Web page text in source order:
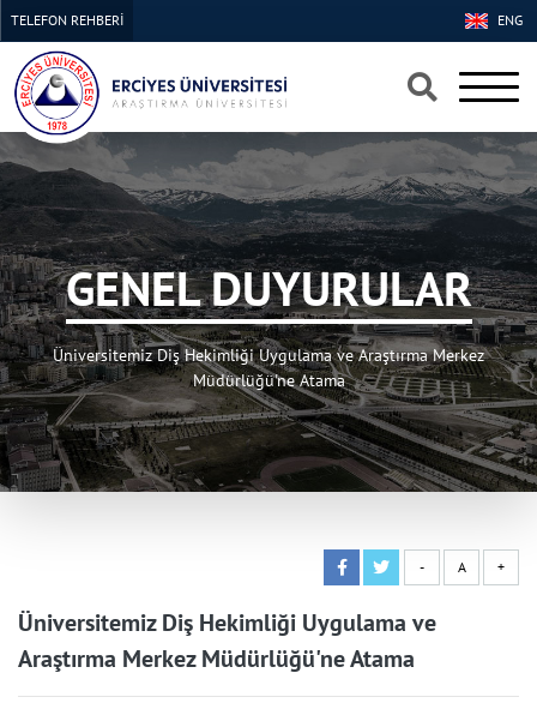
×
×
ENG
TELEFON REHBERİ
GENEL DUYURULAR
Üniversitemiz Diş Hekimliği Uygulama ve Araştırma Merkez
Müdürlüğü'ne Atama
- A +
Üniversitemiz Diş Hekimliği Uygulama ve
Araştırma Merkez Müdürlüğü'ne Atama